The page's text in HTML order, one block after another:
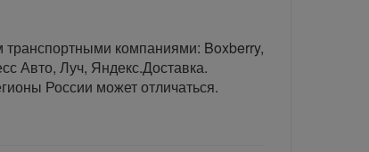
компаниями: Boxberry,
Авто, Луч, Яндекс.Доставка.
России может отличаться.